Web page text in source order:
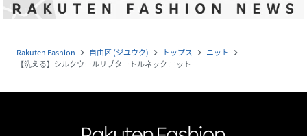
Rakuten Fashion navigate_next 自由区 (ジユウク) navigate_next トップス navigate_next ニット navigate_next
【洗える】シルクウールリブタートルネック ニット